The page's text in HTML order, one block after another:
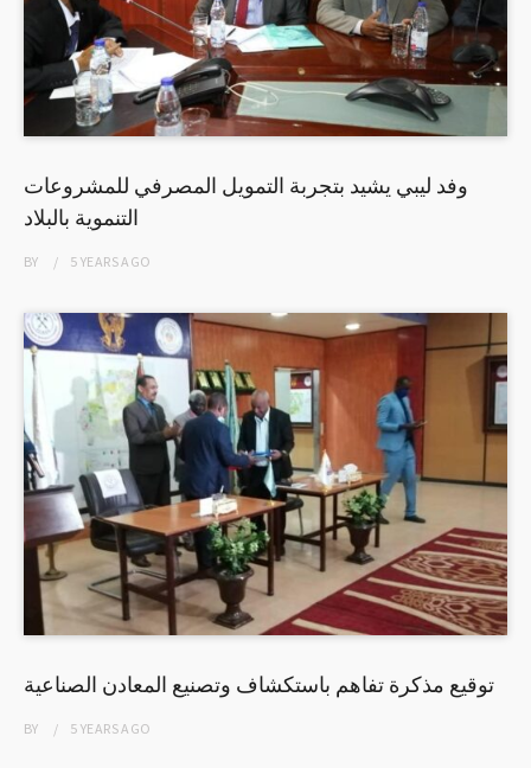
وفد ليبي يشيد بتجربة التمويل المصرفي للمشروعات
التنموية بالبلاد
BY 5 YEARSAGO
توقيع مذكرة تفاهم باستكشاف وتصنيع المعادن الصناعية
BY 5 YEARSAGO